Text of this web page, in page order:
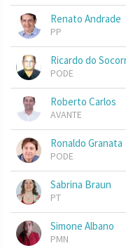
Renato Andrade
PP
Ricardo do
PODE
Roberto Carlos
AVANTE
Ronaldo Granata
PODE
Sabrina Braun
PT
Simone Albano
PMN